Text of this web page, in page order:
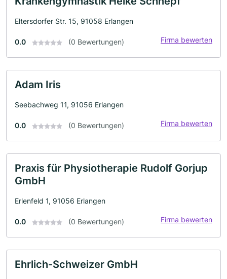
Eltersdorfer Str. 15, 91058 Erlangen
0.0 (0 Bewertungen) Firma bewerten
Adam Iris
Seebachweg 11, 91056 Erlangen
0.0 (0 Bewertungen) Firma bewerten
Praxis für Physiotherapie Rudolf Gorjup
GmbH
Erlenfeld 1, 91056 Erlangen
0.0 (0 Bewertungen) Firma bewerten
Ehrlich-Schweizer GmbH